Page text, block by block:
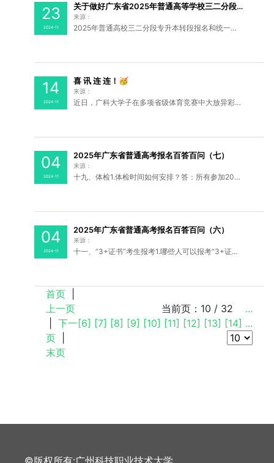
23
2024-11
关于做好广东省2025年普通高等学校三二分段专升本转段招生工作的通知
来源：
2025年普通高校三二分段专升本转段报名和统一考试将与广东省2025年普通专升本报名和统一考试同期进行。按规定，2022年被试点高职院校相关专业录取的学生将于2025年进入转段考核阶段，经考核合格、且达到全省统一考试录取分数线的学生，将转入对口试点本科高校试点...
14
2024-11
喜 讯 连 连！🥳
来源：
近日，广科大学子在多项省级体育竞赛中大放异彩，我校的体育健儿们在匹克球、飞盘、舞蹈、舞龙舞狮及击剑五个项目中收获了多项荣誉。每一次跃动，都是对梦想的追逐，广科大的体育健儿们用实力诠释了青春的无限可能！喜讯“硕帕克杯”2024年广东省大学生匹克球锦标赛于11...
04
2024-11
2025年广东省普通高考报名百答百问（七）
来源：
十九、体检1.体检时间如何安排？答：所有参加2025年普通高考录取的考生应参加普通高考体检，普通高考体检时间为高考报名后至2025年2月23日，具体时间由各地市自行确定。2.高考考生是否能自行联系医院去高考体检？答：体检工作由各地招生办公室会同当地卫生健康部门组...
04
2024-11
2025年广东省普通高考报名百答百问（六）
来源：
十一、“3+证书”考生报考1.哪些人可以报考“3+证书”考试？答：“3+证书”考试的报考对象为中等职业学校（含职业高中、中专、成人中专、技工学校、技师学院）毕业生（包括退役士兵、西藏新疆内职班应届毕业生）。全日制教育的中等职业学校（含职业高中、中专、技工学校、技师学院）应...
首页
上一页
下一
页
末页
当前页：10 / 32 ...
[6] [7] [8] [9] [10] [11] [12] [13] [14] ...